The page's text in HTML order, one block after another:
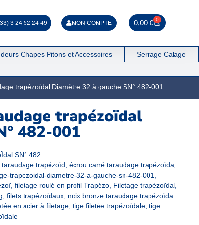
3 24 52 24 49 MON COMPTE 0,00€ 0
Chapes Pitons et Accessoires
Serrage Calage
trapézoïdal Diamètre 32 à gauche SN° 482-001
trapézoïdal
482-001
SN° 482
trapézoïd écrou carré taraudage trapézoïda
trapezoidal-diametre-32-a-gauche-sn-482-001
filetage roulé en profil Trapézo Filetage trapézoïdal
filets trapézoïdaux noix bronze taraudage trapézoïda
en acier à filetage tige filetée trapézoïdale tige